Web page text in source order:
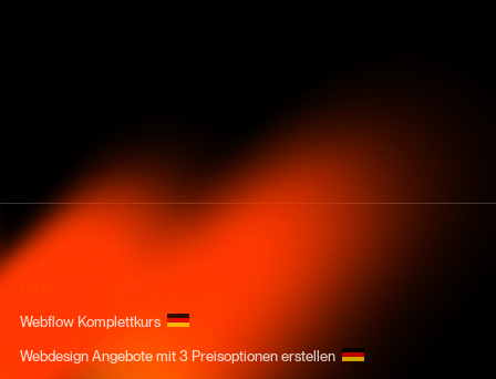
Webflow Komplettkurs
Webdesign Angebote mit 3 Preisoptionen erstellen